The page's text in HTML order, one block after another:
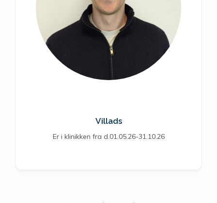
Villads
Er i klinikken fra d.01.05.26-31.10.26